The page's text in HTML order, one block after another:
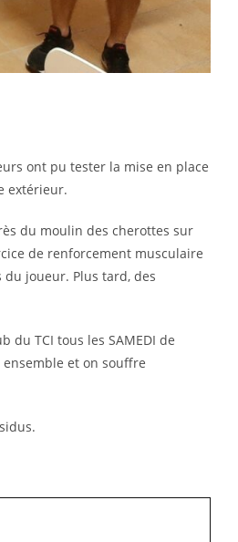
ont pu tester la mise en place
extérieur.
du moulin des cherottes sur
de renforcement musculaire
joueur. Plus tard, des
du TCI tous les SAMEDI de
et on souffre